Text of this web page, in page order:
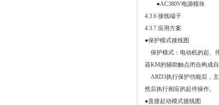
●AC380V电源模块
4.3.6 接线端子
4.3.7 应用方案
●保护模式接线图
保护模式：电动机的起、
器KM的辅助触点闭合构成
ARD3执行保护功能后，
然后执行相应的起停操作。
●直接起动模式接线图